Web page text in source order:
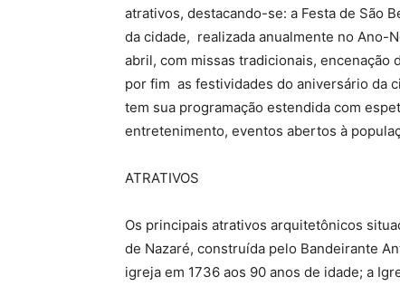
atrativos, destacando-se: a Festa de São
da cidade, realizada anualmente no Ano-
abril, com missas tradicionais, encenação
por fim as festividades do aniversário da
tem sua programação estendida com
entretenimento, eventos abertos à
ATRATIVOS
Os principais atrativos arquitetônicos
de Nazaré, construída pelo Bandeirante
igreja em 1736 aos 90 anos de idade; a